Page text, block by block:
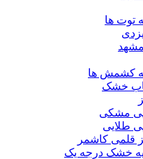
توت ها
کشمش ها
خشک
مشکی
طلایی
کاشمر
خشک درجه یک